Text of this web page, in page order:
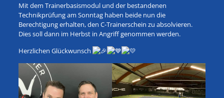
Mit dem Trainerbasismodul und der bestandenen
Technikprüfung am Sonntag haben beide nun die
Berechtigung erhalten, den C-Trainerschein zu absolvieren.
Dies soll dann im Herbst in Angriff genommen werden.
Herzlichen Glückwunsch